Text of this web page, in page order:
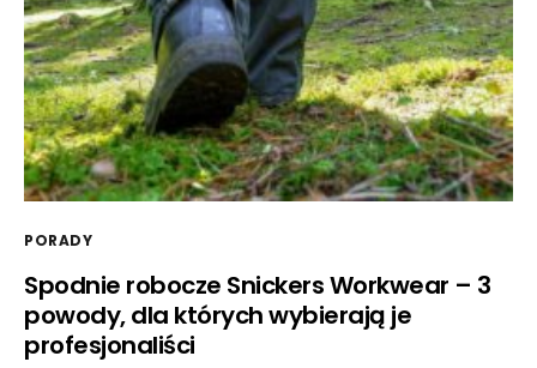
PORADY
Spodnie robocze Snickers Workwear – 3
powody, dla których wybierają je
profesjonaliści